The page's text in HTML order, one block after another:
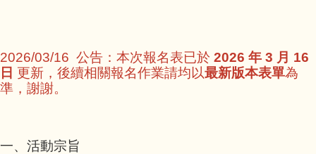
2026/03/16 公告：本次報名表已於 2026 年 3 月 16
日 更新，後續相關報名作業請均以最新版本表單為
準，謝謝。
一、活動宗旨